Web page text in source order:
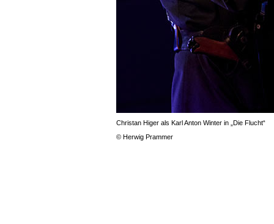
Christan Higer als Karl Anton Winter in „Die Flucht“
© Herwig Prammer